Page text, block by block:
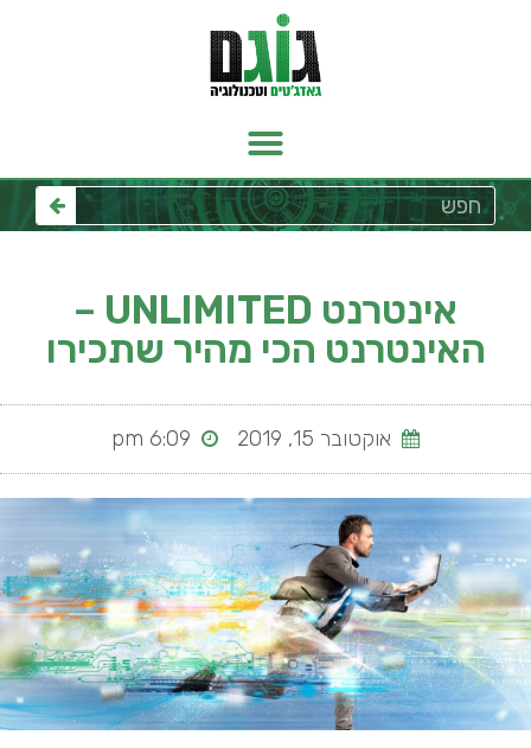
אינטרנט UNLIMITED –
האינטרנט הכי מהיר שתכירו
אוקטובר 15, 2019 6:09 pm